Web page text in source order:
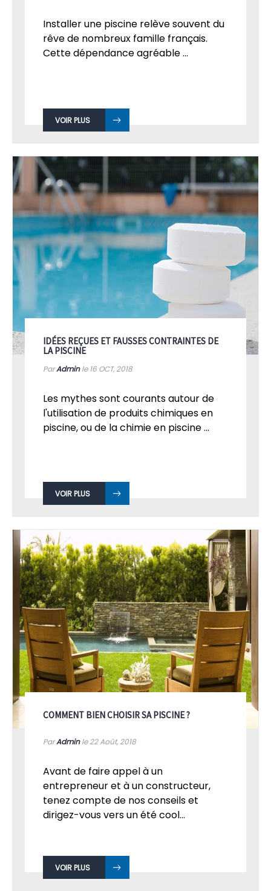
Installer une piscine relève souvent du
rêve de nombreux famille français.
Cette dépendance agréable ...
VOIR PLUS
IDÉES REÇUES ET FAUSSES CONTRAINTES DE
LA PISCINE
ParAdminle 16 OCT, 2018
Les mythes sont courants autour de
l'utilisation de produits chimiques en
piscine, ou de la chimie en piscine ...
VOIR PLUS
COMMENT BIEN CHOISIR SA PISCINE ?
ParAdminle 22Août, 2018
Avant de faire appel à un
entrepreneur et à un constructeur,
tenez compte de nos conseils et
dirigez-vous vers un été cool...
VOIR PLUS